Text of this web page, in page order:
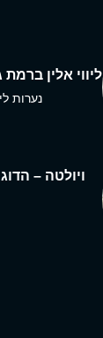
ליווי אלין ברמת
נערות
ויולטה –